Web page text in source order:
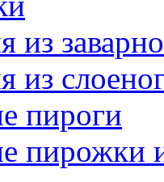
из
из
пироги
пирожки